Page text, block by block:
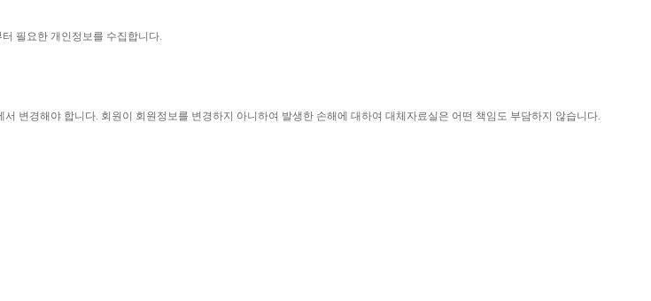
필요한 개인정보를 수집합니다.
서 변경해야 합니다. 회원이 회원정보를 변경하지 아니하여 발생한 손해에 대하여 대체자료실은 어떤 책임도 부담하지 않습니다.